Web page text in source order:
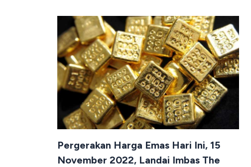
Pergerakan Harga Emas Hari Ini, 15
November 2022, Landai Imbas The